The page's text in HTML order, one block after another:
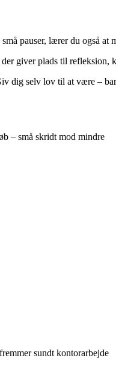
pauser, lærer du også at
giver plads til refleksion,
dig selv lov til at være –
– små skridt mod mindre
sundt kontorarbejde